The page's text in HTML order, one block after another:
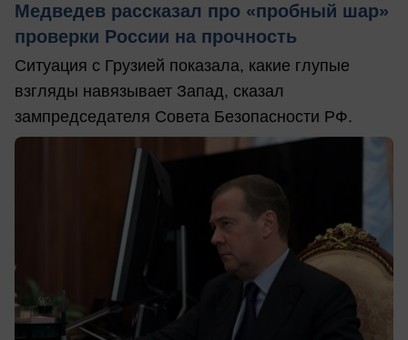
Медведев рассказал про «пробный шар»
проверки России на прочность
Ситуация с Грузией показала, какие глупые
взгляды навязывает Запад, сказал
зампредседателя Совета Безопасности РФ.